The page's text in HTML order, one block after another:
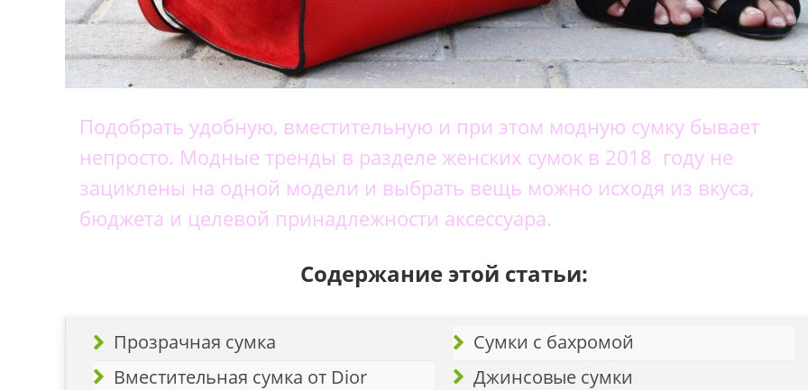
Подобрать удобную, вместительную и при этом модную сумку бывает
непросто. Модные тренды в разделе женских сумок в 2018 году не
зациклены на одной модели и выбрать вещь можно исходя из вкуса,
бюджета и целевой принадлежности аксессуара.
Содержание этой статьи:
Прозрачная сумка
Вместительная сумка от Dior
Сумки с бахромой
Джинсовые сумки